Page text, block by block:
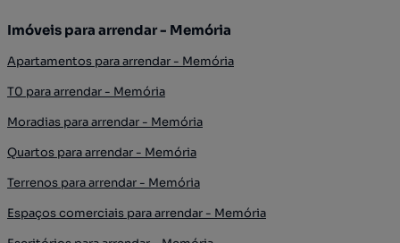
Imóveis para arrendar - Memória
Apartamentos para arrendar - Memória
T0 para arrendar - Memória
Moradias para arrendar - Memória
Quartos para arrendar - Memória
Terrenos para arrendar - Memória
Espaços comerciais para arrendar - Memória